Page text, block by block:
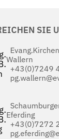
SIE
Wallern
+43(0)7249
Eferding
+43(0)7272